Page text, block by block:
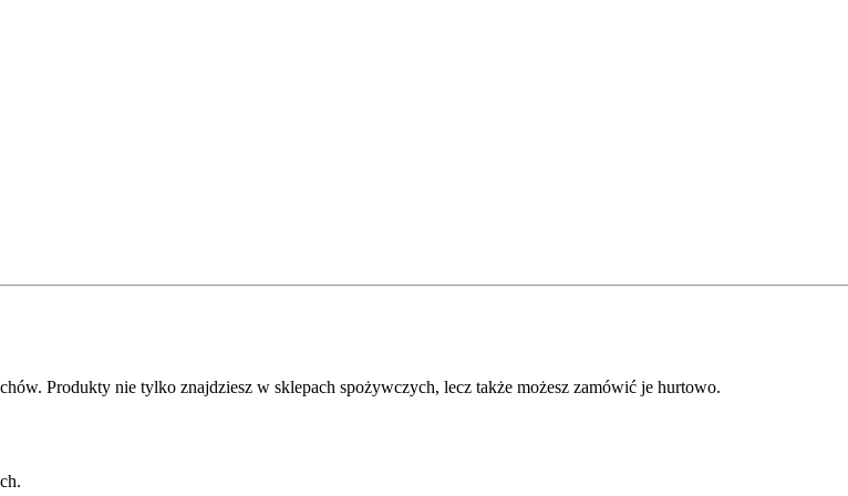
Produkty nie tylko znajdziesz w sklepach spożywczych, lecz także możesz zamówić je hurtowo.